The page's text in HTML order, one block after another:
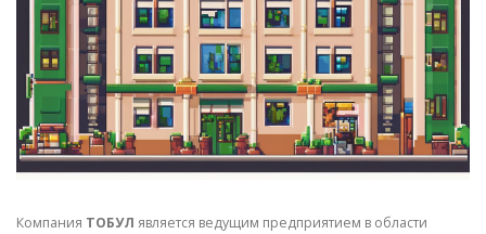
СТАТЬИ
Компания ТОБУЛ является ведущим предприятием в области